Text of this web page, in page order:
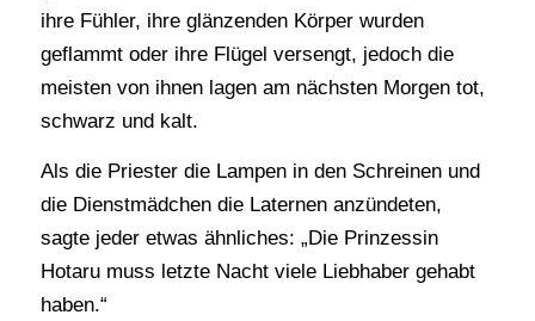
ihre Fühler, ihre glänzenden Körper wurden
geflammt oder ihre Flügel versengt, jedoch die
meisten von ihnen lagen am nächsten Morgen tot,
schwarz und kalt.
Als die Priester die Lampen in den Schreinen und
die Dienstmädchen die Laternen anzündeten,
sagte jeder etwas ähnliches: „Die Prinzessin
Hotaru muss letzte Nacht viele Liebhaber gehabt
haben.“